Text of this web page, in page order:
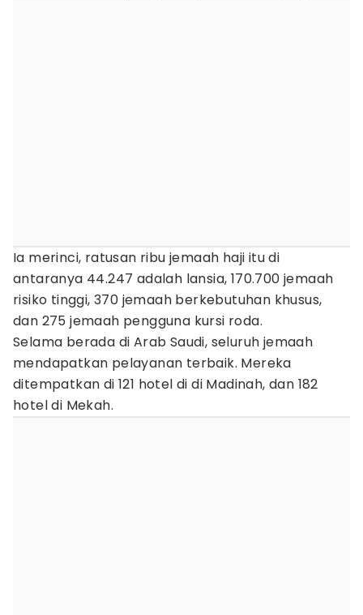
Ia merinci, ratusan ribu jemaah haji itu di
antaranya 44.247 adalah lansia, 170.700 jemaah
risiko tinggi, 370 jemaah berkebutuhan khusus,
dan 275 jemaah pengguna kursi roda.
Selama berada di Arab Saudi, seluruh jemaah
mendapatkan pelayanan terbaik. Mereka
ditempatkan di 121 hotel di di Madinah, dan 182
hotel di Mekah.